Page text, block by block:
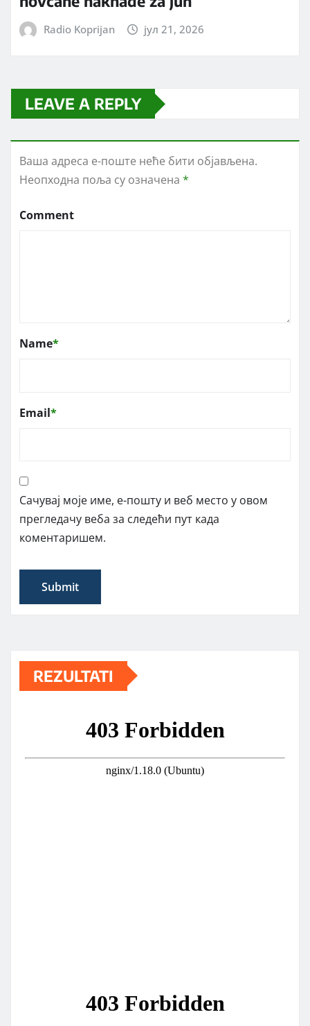
Radio Koprijan јул 21, 2026
LEAVE A REPLY
Ваша адреса е-поште неће бити објављена.
Неопходна поља су означена *
Comment
Name*
Email*
Сачувај моје име, е-пошту и веб место у овом
прегледачу веба за следећи пут када
коментаришем.
REZULTATI